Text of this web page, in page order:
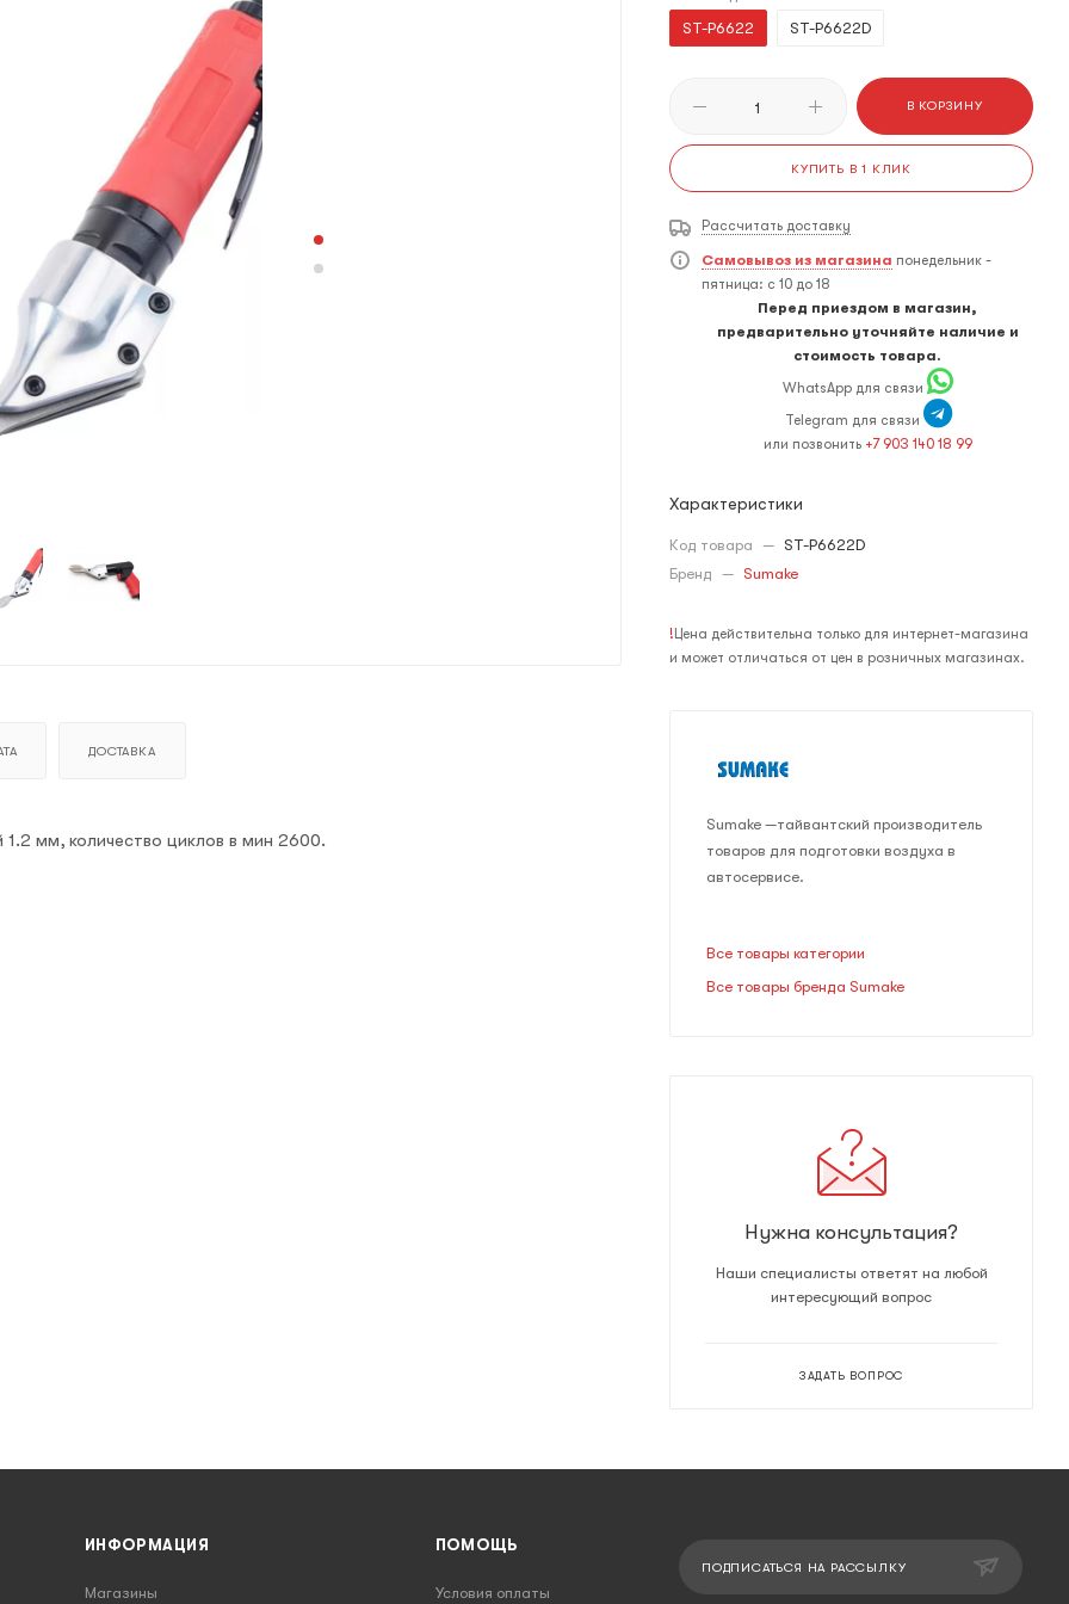
ДОСТАВКА
мм, количество циклов в мин 2600.
ST-P6622
ST-P6622D
В КОРЗИНУ
КУПИТЬ В 1 КЛИК
Рассчитать доставку
Самовывоз из магазина понедельник -
пятница: с 10 до 18
Перед приездом в магазин,
предварительно уточняйте наличие и
стоимость товара.
WhatsApp для связи
Telegram для связи
или позвонить +7 903 140 18 99
Характеристики
Код товара — ST-P6622D
Бренд — Sumake
! Цена действительна только для интернет-магазина
и может отличаться от цен в розничных магазинах.
Sumake —тайвантский производитель
товаров для подготовки воздуха в
автосервисе.
Все товары категории
Все товары бренда Sumake
Нужна консультация?
Наши специалисты ответят на любой
интересующий вопрос
ЗАДАТЬ ВОПРОС
ИНФОРМАЦИЯ
Магазины
ПОМОЩЬ
Условия оплаты
ПОДПИСАТЬСЯ НА РАССЫЛКУ